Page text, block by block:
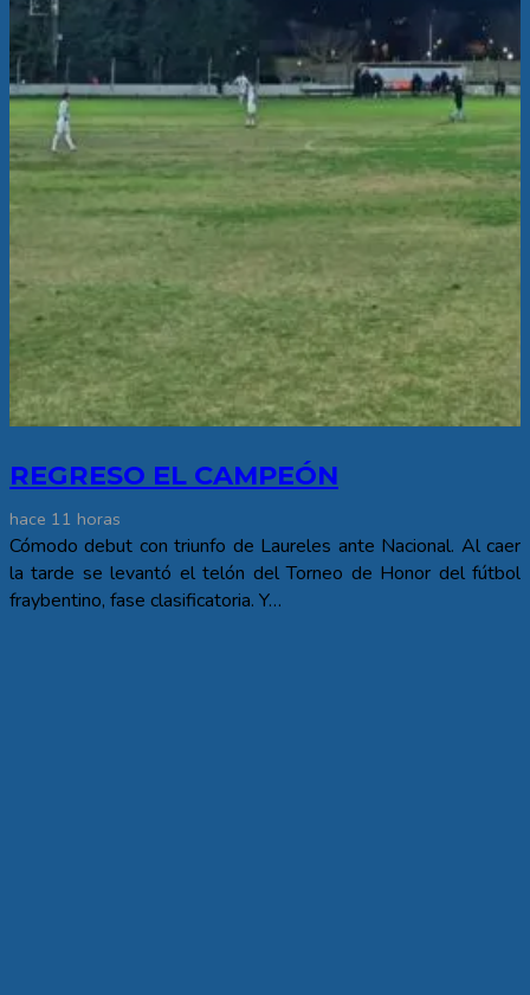
REGRESO EL CAMPEÓN
hace 11 horas
Cómodo debut con triunfo de Laureles ante Nacional. Al caer
la tarde se levantó el telón del Torneo de Honor del fútbol
fraybentino, fase clasificatoria. Y…